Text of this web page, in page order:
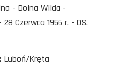
- Dolna Wilda -
Czerwca 1956 r. - OS.
Luboń/Kręta